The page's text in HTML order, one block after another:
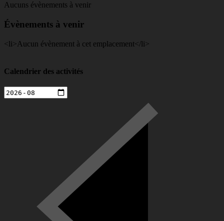
Aucuns évènements à venir
Évènements à venir
<li>Aucun évènement à cet emplacement</li>
Calendrier des activités